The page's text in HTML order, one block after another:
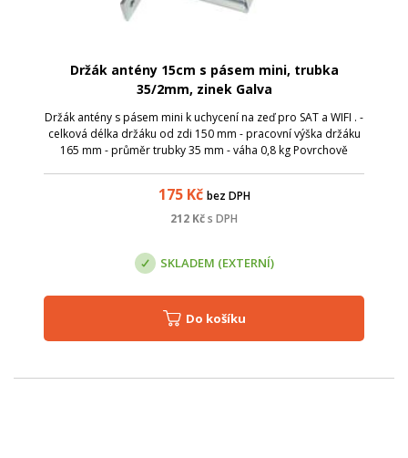
Držák antény 15cm s pásem mini, trubka
35/2mm, zinek Galva
Držák antény s pásem mini k uchycení na zeď pro SAT a WIFI . -
celková délka držáku od zdi 150 mm - pracovní výška držáku
165 mm - průměr trubky 35 mm - váha 0,8 kg Povrchově
175Kč bez DPH
212 Kčs DPH
SKLADEM (EXTERNÍ)
Do košíku